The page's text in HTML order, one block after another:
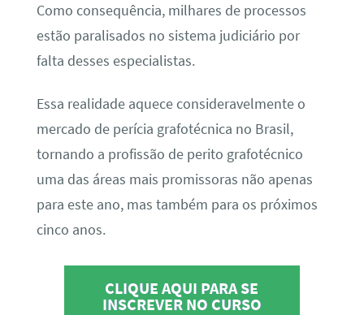
Como consequência, milhares de processos
estão paralisados no sistema judiciário por
falta desses especialistas.
Essa realidade aquece consideravelmente o
mercado de perícia grafotécnica no Brasil,
tornando a profissão de perito grafotécnico
uma das áreas mais promissoras não apenas
para este ano, mas também para os próximos
cinco anos.
CLIQUE AQUI PARA SE
INSCREVER NO CURSO